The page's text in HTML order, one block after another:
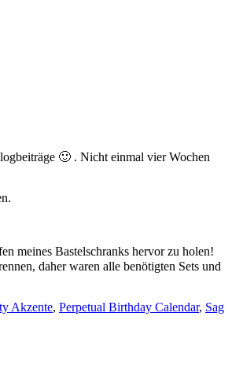
🙂 . Nicht einmal vier Wochen
meines Bastelschranks hervor zu holen!
daher waren alle benötigten Sets und
Akzente, Perpetual Birthday Calendar, Sag